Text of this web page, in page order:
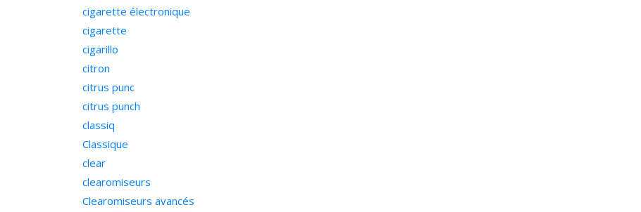
cigarette électronique
cigarette
cigarillo
citron
citrus punc
citrus punch
classiq
Classique
clear
clearomiseurs
Clearomiseurs avancés